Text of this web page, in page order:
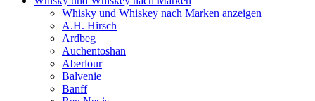
Whisky und Whiskey nach Marken anzeigen
A.H. Hirsch
Ardbeg
Auchentoshan
Aberlour
Balvenie
Banff